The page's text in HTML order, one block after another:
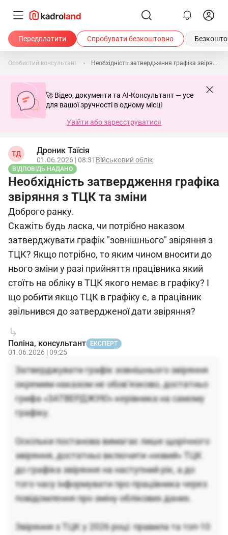
Передплатити Спробувати безкоштовно
Особистий консультант Необхідність затвердження графіка звіряння з ТЦК та зміни
🚀 Відео, документи та AI-Консультант — усе
для вашої зручності в одному місці
Увійти або зареєструватися
ТД Дроник Таїсія
01.06.2026 | 08:31 Військовий облік
ВІДПОВІДЬ НАДАНО
Необхідність затвердження графіка
звіряння з ТЦК та зміни
Доброго ранку.
Скажіть будь ласка, чи потрібно наказом
затверджувати графік "зовнішнього" звіряння з
ТЦК? Якщо потрібно, то яким чином вносити до
нього зміни у разі прийняття працівника який
стоїть на обліку в ТЦК якого немає в графіку? І
що робити якщо ТЦК в графіку є, а працівник
звільнився до затвердженої дати звіряння?
Поліна, консультант ЕКСПЕРТ
01.06.2026 | 09:25
Затверджувати графік зовнішнього звіряння
окремим наказом не обов’язково, достатньо
грифа «ЗАТВЕРДЖУЮ» керівника на самому
графіку.
Оскільки постанова вимагає лише щорічного
звіряння, достатньо включити «новий» ТЦК
до графіка звіряння на наступний рік, а до
того часу інформувати про працівника через
повідомлення про зміну облікових даних.
Звіряння з ТЦК у 2026 році: правила та топ-10